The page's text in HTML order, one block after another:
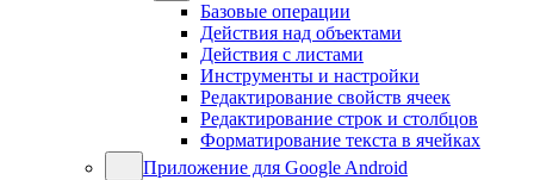
Базовые операции
Действия над объектами
Действия с листами
Инструменты и настройки
Редактирование свойств ячеек
Редактирование строк и столбцов
Форматирование текста в ячейках
Приложение для Google Android